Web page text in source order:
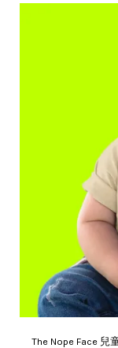
The Nope Face 兒